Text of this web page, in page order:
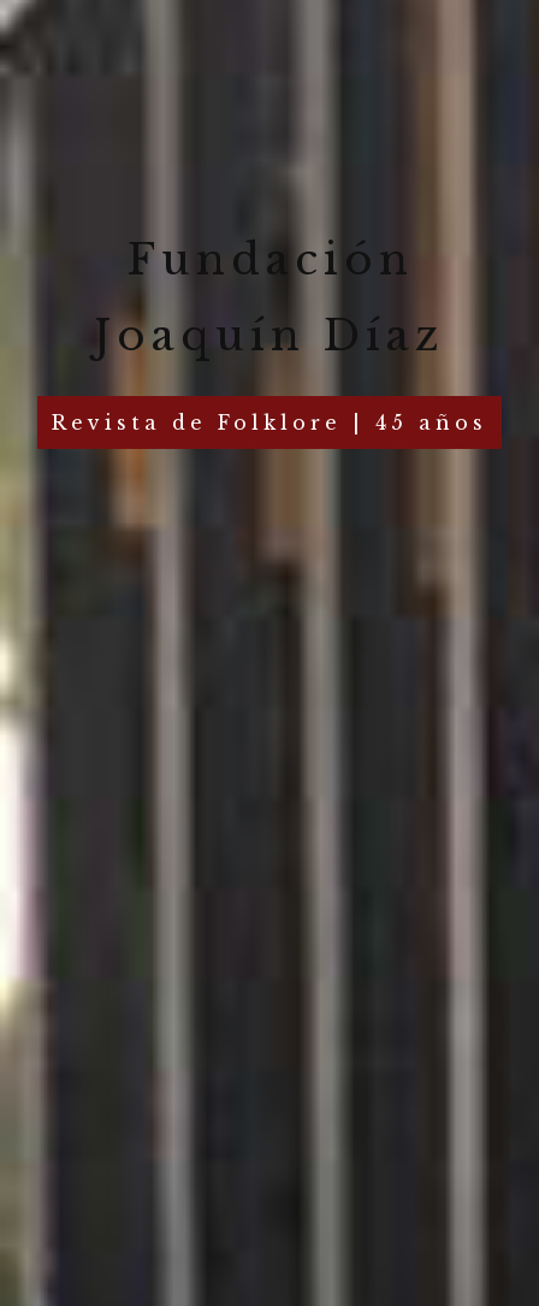
Fundación
Joaquín Díaz
Revista de Folklore | 45 años